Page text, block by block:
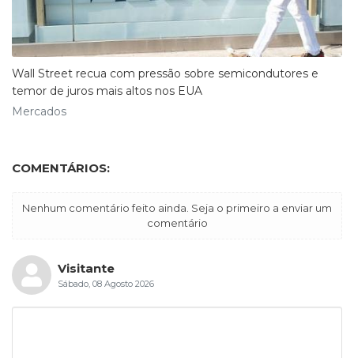
Wall Street recua com pressão sobre semicondutores e
temor de juros mais altos nos EUA
Mercados
COMENTÁRIOS:
Nenhum comentário feito ainda. Seja o primeiro a enviar um
comentário
Visitante
Sábado, 08 Agosto 2026